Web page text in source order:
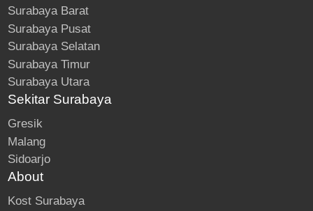
Surabaya Barat
Surabaya Pusat
Surabaya Selatan
Surabaya Timur
Surabaya Utara
Sekitar Surabaya
Gresik
Malang
Sidoarjo
About
Kost Surabaya